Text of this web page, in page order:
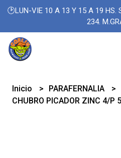
🕑LUN-VIE 10 A 13 Y 15 A 19 HS.
234.
Inicio PARAFERNALIA
CHUBRO PICADOR ZINC 4/P